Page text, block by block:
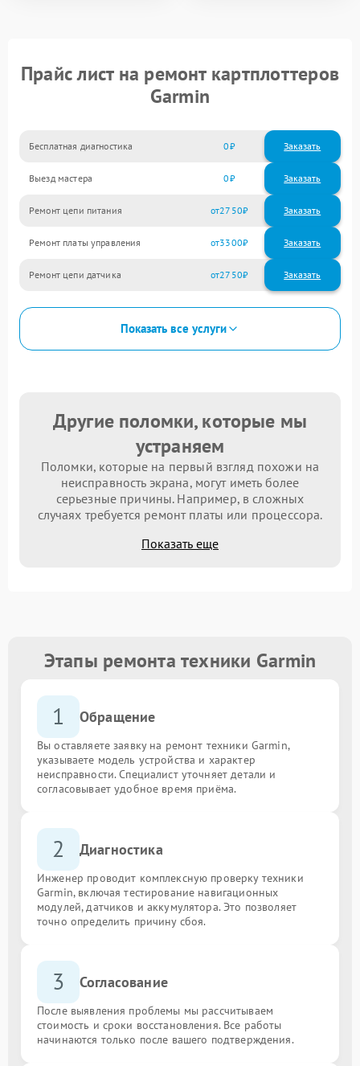
Прайс лист на ремонт картплоттеров
Garmin
Бесплатная диагностика 0 Заказать
Выезд мастера 0 Заказать
Ремонт цепи питания 2750
Ремонт платы управления 3300
Ремонт цепи датчика 2750
Показать все услуги
Другие поломки, которые мы
устраняем
Поломки, которые на первый взгляд похожи на
неисправность экрана, могут иметь более
серьезные причины. Например, в сложных
случаях требуется ремонт платы или процессора.
Показать еще
Этапы ремонта техники Garmin
1 Обращение
Вы оставляете заявку на ремонт техники Garmin,
указываете модель устройства и характер
неисправности. Специалист уточняет детали и
согласовывает удобное время приёма.
2 Диагностика
Инженер проводит комплексную проверку техники
Garmin, включая тестирование навигационных
модулей, датчиков и аккумулятора. Это позволяет
точно определить причину сбоя.
3 Согласование
После выявления проблемы мы рассчитываем
стоимость и сроки восстановления. Все работы
начинаются только после вашего подтверждения.